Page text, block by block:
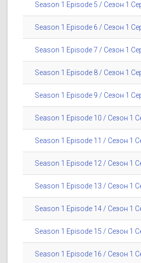
Season 1 Episode 5 / Сезон 1
Season 1 Episode 6 / Сезон 1
Season 1 Episode 7 / Сезон 1
Season 1 Episode 8 / Сезон 1
Season 1 Episode 9 / Сезон 1
Season 1 Episode 10 / Сезон 1
Season 1 Episode 11 / Сезон 1
Season 1 Episode 12 / Сезон 1
Season 1 Episode 13 / Сезон 1
Season 1 Episode 14 / Сезон 1
Season 1 Episode 15 / Сезон 1
Season 1 Episode 16 / Сезон 1